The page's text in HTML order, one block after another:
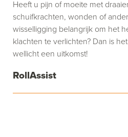
RollAssist
Heeft u pijn of moeite met
schuifkrachten, wonden of
wisselligging belangrijk om het
klachten te verlichten? Dan is
wellicht een uitkomst!